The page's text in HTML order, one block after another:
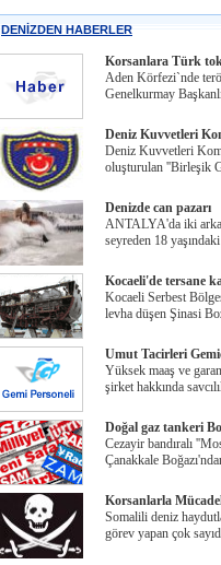
DENİZDEN HABERLER
Korsanlara Türk
Aden Körfezi`nde
Genelkurmay
Deniz Kuvvetleri
Deniz Kuvvetleri
oluşturulan ''Birleşik
Denizde can pazarı
ANTALYA'da iki
seyreden 18
Kocaeli'de tersane
Kocaeli Serbest
levha düşen Şinasi
Umut Tacirleri
Yüksek maaş ve
şirket hakkında
Doğal gaz tankeri
Cezayir bandıralı
Çanakkale
Korsanlarla
Somalili deniz
görev yapan çok